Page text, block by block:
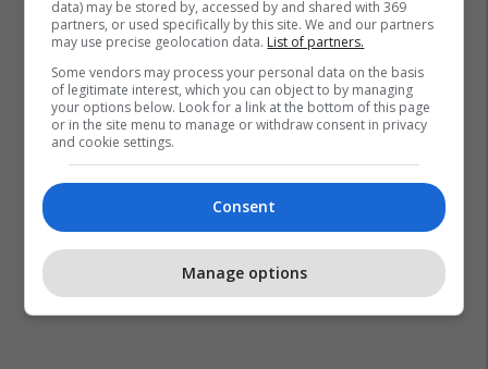
data) may be stored by, accessed by and shared with 369
partners, or used specifically by this site. We and our partners
may use precise geolocation data. List of partners.
Some vendors may process your personal data on the basis
of legitimate interest, which you can object to by managing
your options below. Look for a link at the bottom of this page
or in the site menu to manage or withdraw consent in privacy
and cookie settings.
Consent
Manage options